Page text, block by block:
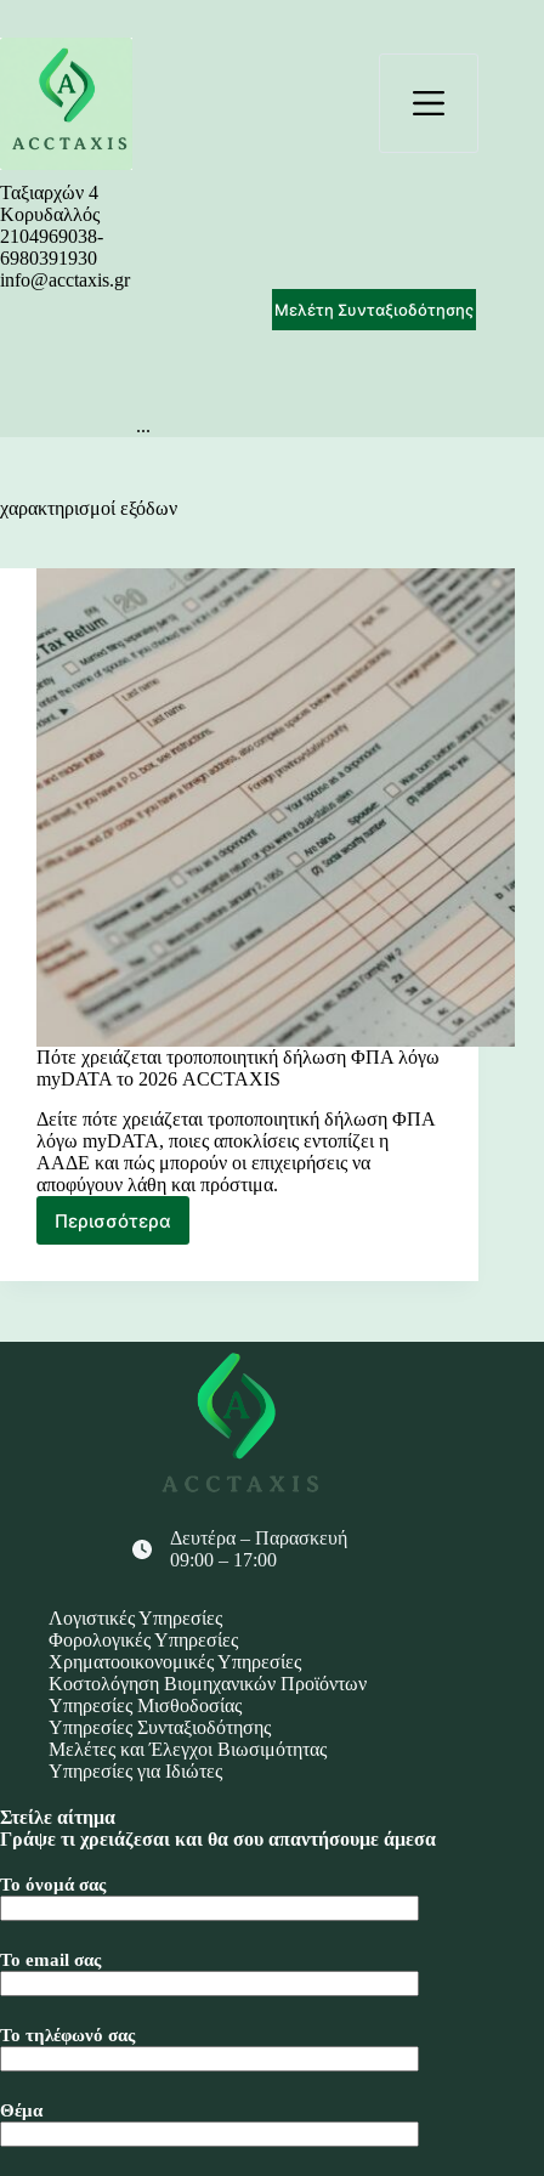
περιεχόμενο
Ταξιαρχών 4
Κορυδαλλός
2104969038-
6980391930
info@acctaxis.gr
...
Μελέτη Συνταξιοδότησης
χαρακτηρισμοί εξόδων
Πότε χρειάζεται τροποποιητική δήλωση ΦΠΑ λόγω
myDATA το 2026 ACCTAXIS
Δείτε πότε χρειάζεται τροποποιητική δήλωση ΦΠΑ
λόγω myDATA, ποιες αποκλίσεις εντοπίζει η
ΑΑΔΕ και πώς μπορούν οι επιχειρήσεις να
αποφύγουν λάθη και πρόστιμα.
Περισσότερα
Πότε
τροποποιητική
λόγω
Δευτέρα – Παρασκευή
09:00 – 17:00
Λογιστικές Υπηρεσίες
Φορολογικές Υπηρεσίες
Χρηματοοικονομικές Υπηρεσίες
Κοστολόγηση Βιομηχανικών Προϊόντων
Υπηρεσίες Μισθοδοσίας
Υπηρεσίες Συνταξιοδότησης
Μελέτες και Έλεγχοι Βιωσιμότητας
Υπηρεσίες για Ιδιώτες
Στείλε αίτημα
Γράψε τι χρειάζεσαι και θα σου απαντήσουμε άμεσα
Το όνομά σας
Το email σας
Το τηλέφωνό σας
Θέμα